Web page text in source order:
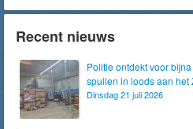
Recent nieuws
Politie ontdekt voor
spullen in loods aan het
Dinsdag 21 juli 2026